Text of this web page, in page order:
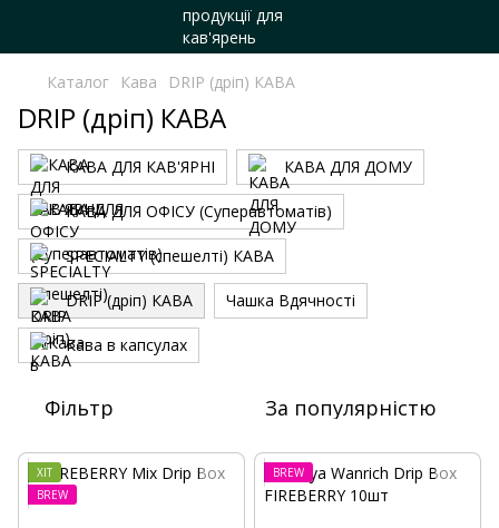
Каталог Кава DRIP (дріп) КАВА
DRIP (дріп) КАВА
КАВА ДЛЯ КАВ'ЯРНІ КАВА ДЛЯ ДОМУ
КАВА ДЛЯ ОФІСУ (Суперавтоматів)
SPECIALTY (спешелті) КАВА
DRIP (дріп) КАВА Чашка Вдячності
Кава в капсулах
Фільтр За популярністю
ХІТ
BREW
BREW